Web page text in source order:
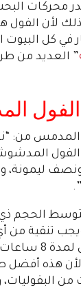
محركات
لأن الفول
في كل البيوت
” العديد من
المدمس من:
الفول
ليمونة،
الحجم ذي
تنقية من
فاسدة، ثم نقع
لأن هذه
البقوليات،